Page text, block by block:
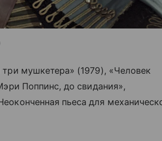
мушкетера» (1979), «Человек
Поппинс, до свидания»,
пьеса для